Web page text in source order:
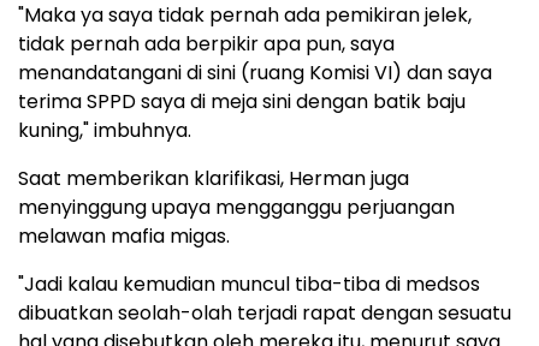
"Maka ya saya tidak pernah ada pemikiran jelek,
tidak pernah ada berpikir apa pun, saya
menandatangani di sini (ruang Komisi VI) dan saya
terima SPPD saya di meja sini dengan batik baju
kuning," imbuhnya.
Saat memberikan klarifikasi, Herman juga
menyinggung upaya mengganggu perjuangan
melawan mafia migas.
"Jadi kalau kemudian muncul tiba-tiba di medsos
dibuatkan seolah-olah terjadi rapat dengan sesuatu